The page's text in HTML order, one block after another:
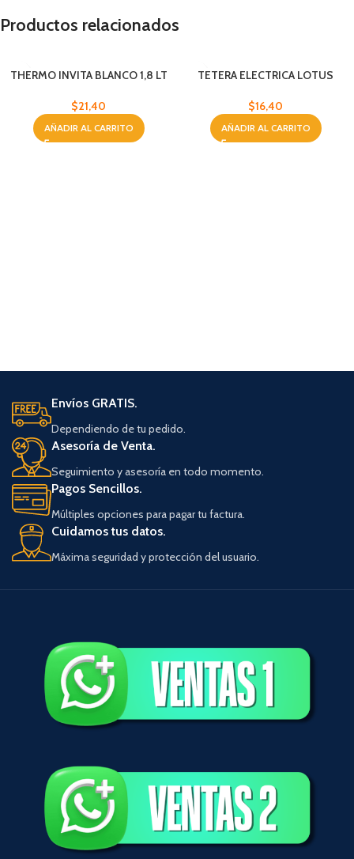
Productos relacionados
THERMO INVITA BLANCO 1,8 LT
$21,40
AÑADIR AL CARRITO
TETERA ELECTRICA LOTUS
$16,40
AÑADIR AL CARRITO
Envíos GRATIS.
Dependiendo de tu pedido.
Asesoría de Venta.
Seguimiento y asesoría en todo momento.
Pagos Sencillos.
Múltiples opciones para pagar tu factura.
Cuidamos tus datos.
Máxima seguridad y protección del usuario.